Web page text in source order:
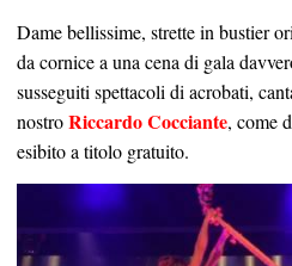
Dame bellissime, strette in bustier
da cornice a una cena di gala
susseguiti spettacoli di acrobati,
nostroRiccardo Cocciante, come
esibito a titolo gratuito.